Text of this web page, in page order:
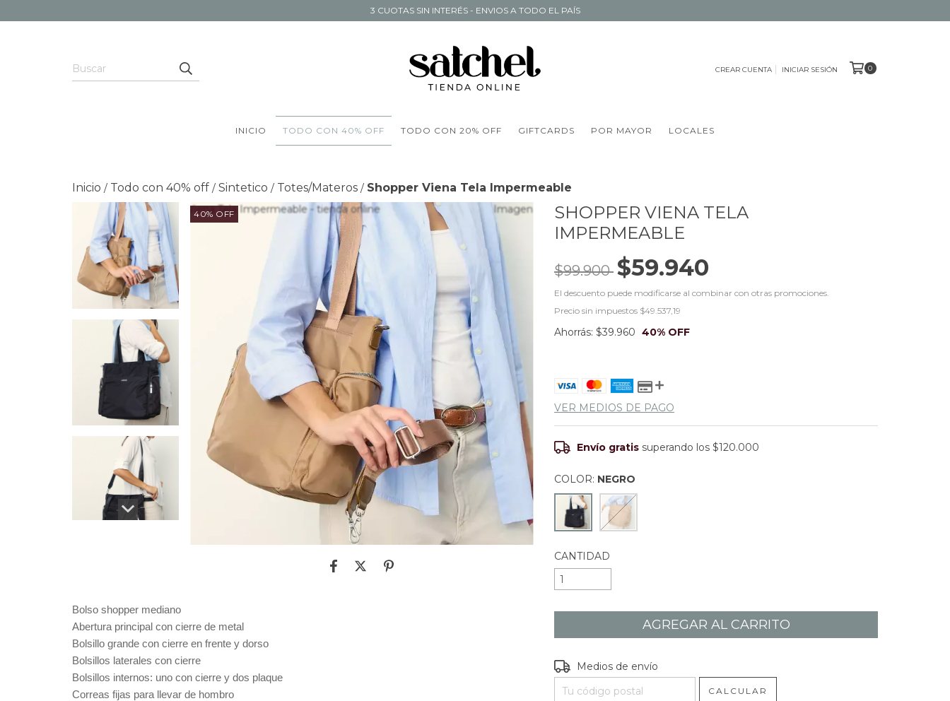
3 CUOTAS SIN INTERÉS - ENVIOS A TODO EL PAÍS
CREAR CUENTA INICIAR SESIÓN 0
INICIO TODO CON 40% OFF TODO CON 20% OFF GIFTCARDS POR MAYOR LOCALES
Inicio / Todo con 40% off / Sintetico / Totes/Materos / Shopper Viena Tela Impermeable
40% OFF
Bolso shopper mediano
Abertura principal con cierre de metal
Bolsillo grande con cierre en frente y dorso
Bolsillos laterales con cierre
Bolsillos internos: uno con cierre y dos plaque
Correas fijas para llevar de hombro
SHOPPER VIENA TELA
IMPERMEABLE
$99.900 $59.940
El descuento puede modificarse al combinar con otras promociones.
Precio sin impuestos $49.537,19
Ahorrás: $39.960 40% OFF
VER MEDIOS DE PAGO
Envío gratis superando los$120.000
COLOR: NEGRO
CANTIDAD
Entregas para el CP:
Medios de envío
CALCULAR